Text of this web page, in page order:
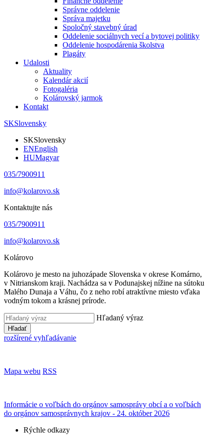
Správne oddelenie
Správa majetku
Spoločný stavebný úrad
Oddelenie sociálnych vecí a bytovej politiky
Oddelenie hospodárenia školstva
Plagáty
Udalosti
Aktuality
Kalendár akcií
Fotogaléria
Kolárovský jarmok
Kontakt
SKSlovensky
SKSlovensky
ENEnglish
HUMagyar
035/7900911
info@kolarovo.sk
Kontaktujte nás
035/7900911
info@kolarovo.sk
Kolárovo
Kolárovo je mesto na juhozápade Slovenska v okrese Komárno,
v Nitrianskom kraji. Nachádza sa v Podunajskej nížine na sútoku
Malého Dunaja a Váhu, čo z neho robí atraktívne miesto vďaka
vodným tokom a krásnej prírode.
Hľadaný výraz
Hľadať
rozšírené vyhľadávanie
Mapa webu RSS
Informácie o voľbách do orgánov samosprávy obcí a o voľbách
do orgánov samosprávnych krajov - 24. október 2026
Rýchle odkazy